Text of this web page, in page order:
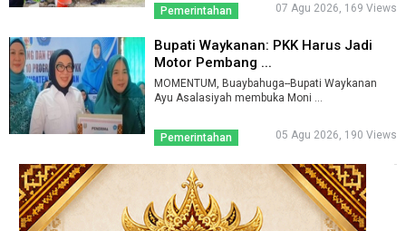
Pemerintahan 07 Agu 2026, 169 Views
Bupati Waykanan: PKK Harus Jadi
Motor Pembang ...
MOMENTUM, Buaybahuga--Bupati Waykanan
Ayu Asalasiyah membuka Moni ...
Pemerintahan 05 Agu 2026, 190 Views